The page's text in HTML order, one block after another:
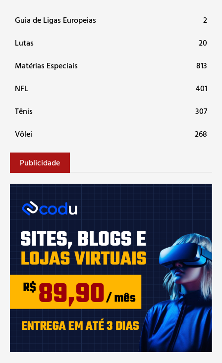
Guia de Ligas Europeias
2
Lutas
20
Matérias Especiais
813
NFL
401
Tênis
307
Vôlei
268
Publicidade